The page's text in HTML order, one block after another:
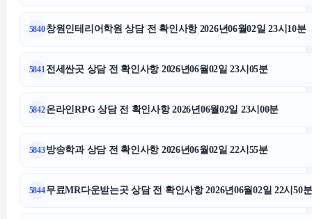
5840창원인테리어학원 상담 전 확인사항 2026년06월02일 23시10분
5841 전세싼곳 상담 전 확인사항 2026년06월02일 23시05분
5842온라인RPG 상담 전 확인사항 2026년06월02일 23시00분
5843방송학과 상담 전 확인사항 2026년06월02일 22시55분
5844무료MR다운받는곳 상담 전 확인사항 2026년06월02일 22시50분